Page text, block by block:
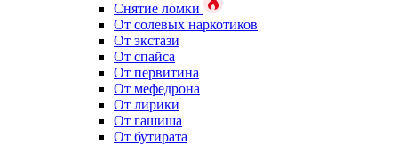
Снятие ломки
От солевых наркотиков
От экстази
От спайса
От первитина
От мефедрона
От лирики
От гашиша
От бутирата